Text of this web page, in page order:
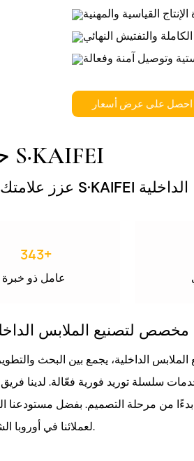
الإنتاج القياسية والمهنية
والتفتيش النهائي
وتوصيل آمنة وفعالة
احصل على عرض أسعار
حول S·KAIFEI
عزز علامتك التجارية مع ملابس S·KAIFEI الداخلية
383+
عامل ذو خبرة
لتصنيع الملابس
لعملائنا في أوروبا الشرقية.